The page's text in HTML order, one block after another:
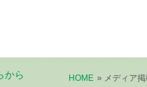
HOME » メディア